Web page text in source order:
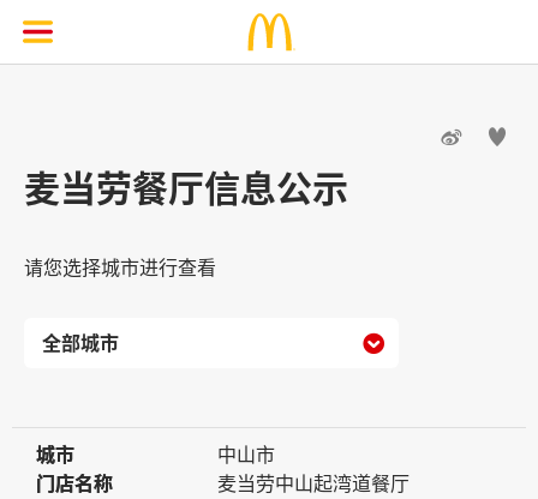
 
麦当劳餐厅信息公示
请您选择城市进行查看

城市
城市
中山市
门店名称
门店名称
麦当劳中山起湾道餐厅